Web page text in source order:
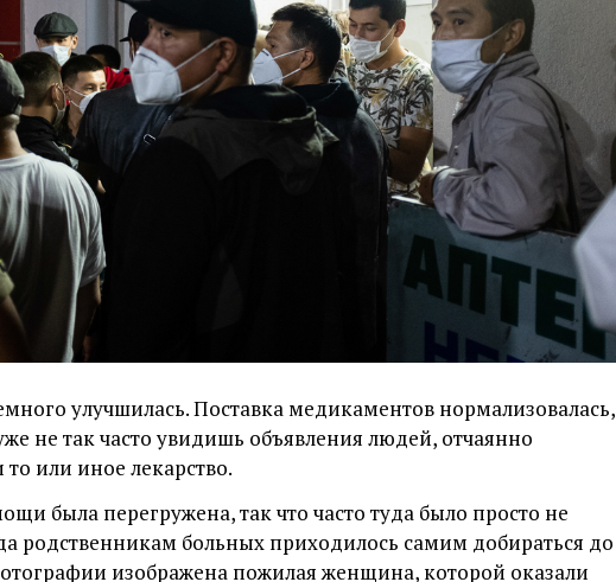
улучшилась. Поставка медикаментов нормализовалась,
не так часто увидишь объявления людей, отчаянно
или иное лекарство.
была перегружена, так что часто туда было просто не
родственникам больных приходилось самим добираться до
изображена пожилая женщина, которой оказали